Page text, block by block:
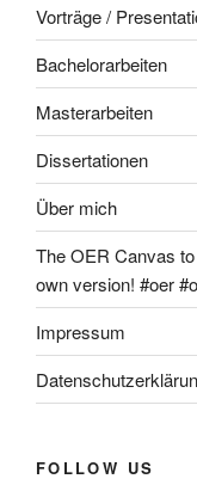
Vorträge /
Bachelorarbeiten
Masterarbeiten
Dissertationen
Über mich
The OER Canvas
own version! #oer
Impressum
FOLLOW US